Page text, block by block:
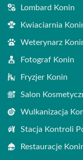
Lombard Konin
Kwiaciarnia
Weterynarz
Fotograf Konin
Fryzjer Konin
Salon
Wulkanizacja
Stacja Kontroli
Restauracje